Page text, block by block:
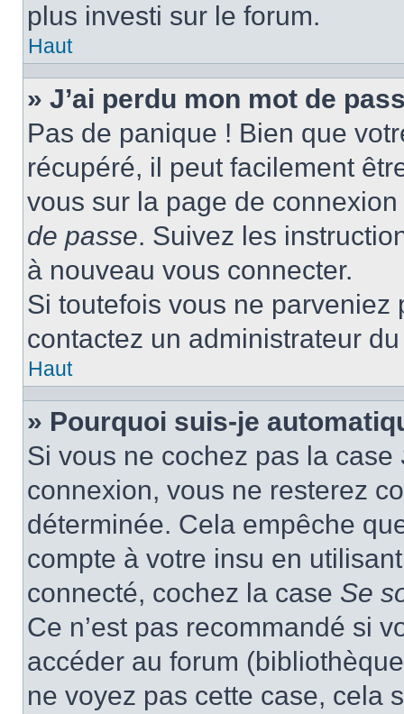
plus investi sur le forum.
Haut
» J’ai perdu mon mot de
Pas de panique ! Bien que
récupéré, il peut facilement
vous sur la page de
de passe. Suivez les
à nouveau vous connecter.
Si toutefois vous ne
contactez un administrateur
Haut
» Pourquoi suis-je
Si vous ne cochez pas la case
connexion, vous ne resterez
déterminée. Cela empêche
compte à votre insu en
connecté, cochez la case Se
Ce n’est pas recommandé si
accéder au forum
ne voyez pas cette case, cela